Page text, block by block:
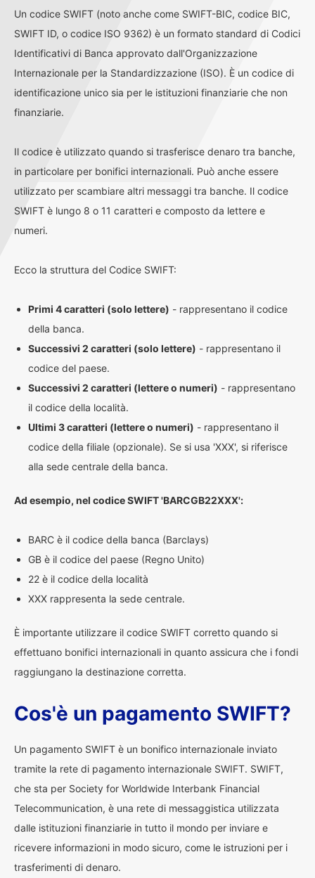
Un codice SWIFT (noto anche come SWIFT-BIC, codice BIC,
SWIFT ID, o codice ISO 9362) è un formato standard di Codici
Identificativi di Banca approvato dall'Organizzazione
Internazionale per la Standardizzazione (ISO). È un codice di
identificazione unico sia per le istituzioni finanziarie che non
finanziarie.
Il codice è utilizzato quando si trasferisce denaro tra banche,
in particolare per bonifici internazionali. Può anche essere
utilizzato per scambiare altri messaggi tra banche. Il codice
SWIFT è lungo 8 o 11 caratteri e composto da lettere e
numeri.
Ecco la struttura del Codice SWIFT:
Primi 4 caratteri (solo lettere) - rappresentano il codice
della banca.
Successivi 2 caratteri (solo lettere) - rappresentano il
codice del paese.
Successivi 2 caratteri (lettere o numeri) - rappresentano
il codice della località.
Ultimi 3 caratteri (lettere o numeri) - rappresentano il
codice della filiale (opzionale). Se si usa 'XXX', si riferisce
alla sede centrale della banca.
Ad esempio, nel codice SWIFT 'BARCGB22XXX':
BARC è il codice della banca (Barclays)
GB è il codice del paese (Regno Unito)
22 è il codice della località
XXX rappresenta la sede centrale.
È importante utilizzare il codice SWIFT corretto quando si
effettuano bonifici internazionali in quanto assicura che i fondi
raggiungano la destinazione corretta.
Cos'è un pagamento SWIFT?
Un pagamento SWIFT è un bonifico internazionale inviato
tramite la rete di pagamento internazionale SWIFT. SWIFT,
che sta per Society for Worldwide Interbank Financial
Telecommunication, è una rete di messaggistica utilizzata
dalle istituzioni finanziarie in tutto il mondo per inviare e
ricevere informazioni in modo sicuro, come le istruzioni per i
trasferimenti di denaro.